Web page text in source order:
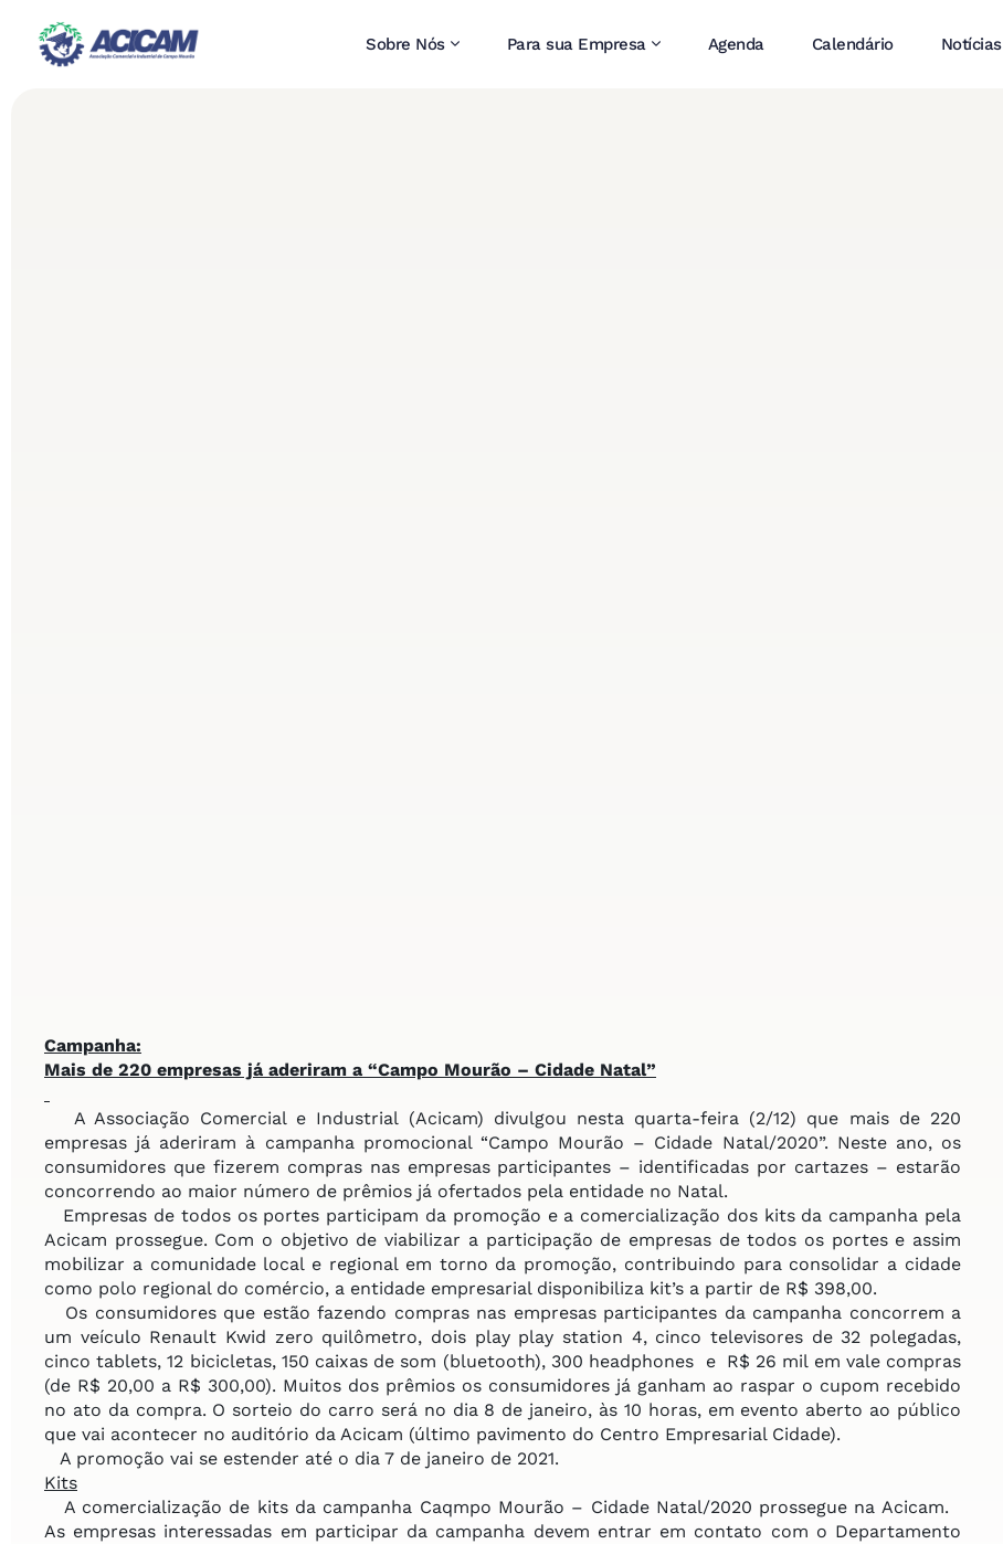
Sobre Nós Para sua Empresa Agenda Calendário Notícias
Campanha:
Mais de 220 empresas já aderiram a “Campo Mourão – Cidade Natal”
A Associação Comercial e Industrial (Acicam) divulgou nesta quarta-feira (2/12) que mais de 220
empresas já aderiram à campanha promocional “Campo Mourão – Cidade Natal/2020”. Neste ano, os
consumidores que fizerem compras nas empresas participantes – identificadas por cartazes – estarão
concorrendo ao maior número de prêmios já ofertados pela entidade no Natal.
Empresas de todos os portes participam da promoção e a comercialização dos kits da campanha pela
Acicam prossegue. Com o objetivo de viabilizar a participação de empresas de todos os portes e assim
mobilizar a comunidade local e regional em torno da promoção, contribuindo para consolidar a cidade
como polo regional do comércio, a entidade empresarial disponibiliza kit’s a partir de R$ 398,00.
Os consumidores que estão fazendo compras nas empresas participantes da campanha concorrem a
um veículo Renault Kwid zero quilômetro, dois play play station 4, cinco televisores de 32 polegadas,
cinco tablets, 12 bicicletas, 150 caixas de som (bluetooth), 300 headphones e R$ 26 mil em vale compras
(de R$ 20,00 a R$ 300,00). Muitos dos prêmios os consumidores já ganham ao raspar o cupom recebido
no ato da compra. O sorteio do carro será no dia 8 de janeiro, às 10 horas, em evento aberto ao público
que vai acontecer no auditório da Acicam (último pavimento do Centro Empresarial Cidade).
A promoção vai se estender até o dia 7 de janeiro de 2021.
Kits
A comercialização de kits da campanha Caqmpo Mourão – Cidade Natal/2020 prossegue na Acicam.
As empresas interessadas em participar da campanha devem entrar em contato com o Departamento